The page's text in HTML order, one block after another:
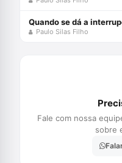
Paulo Silas Filho
Fale com nossa
sobre